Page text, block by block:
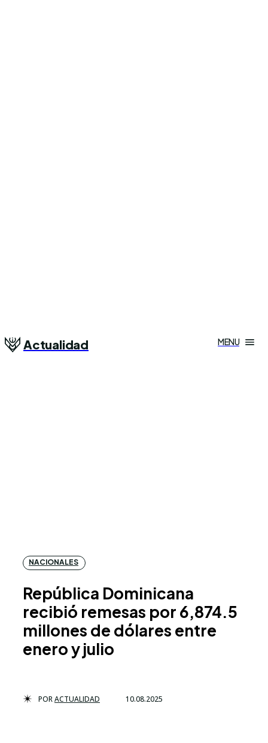
Actualidad MENU
NACIONALES
República Dominicana
recibió remesas por 6,874.5
millones de dólares entre
enero y julio
PORACTUALIDAD 10.08.2025